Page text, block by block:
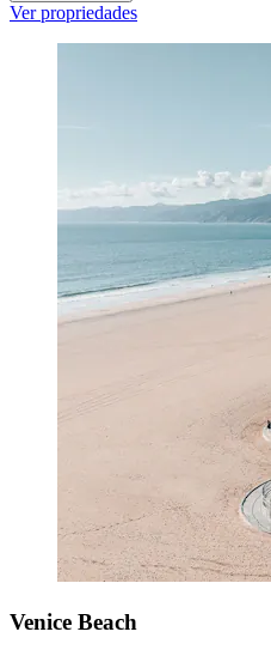
Ver propriedades
Venice Beach